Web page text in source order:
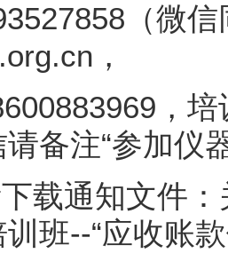
（微
，
，
备注“参加仪
载通知文件
班--“应收账